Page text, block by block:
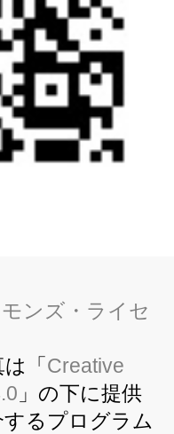
「 Creative
」の下に提供
るプログラム